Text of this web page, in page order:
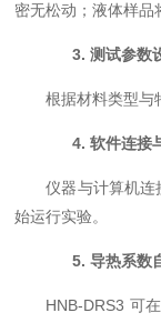
密无松动；液体样品
3.测试参数
根据材料类型与
4.软件连接
仪器与计算机连
始运行实验。
5.导热系数
HNB-DRS3 可